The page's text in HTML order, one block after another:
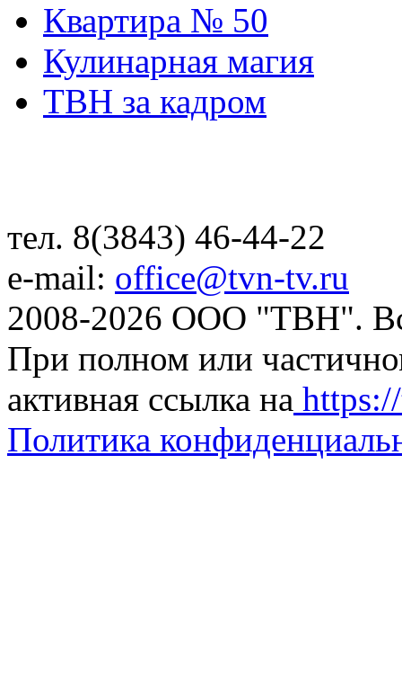
Квартира № 50
Кулинарная магия
ТВН за кадром
тел. 8(3843) 46-44-22
e-mail: office@tvn-tv.ru
2008-2026 ООО "ТВН".
При полном или
активная ссылка на
Политика